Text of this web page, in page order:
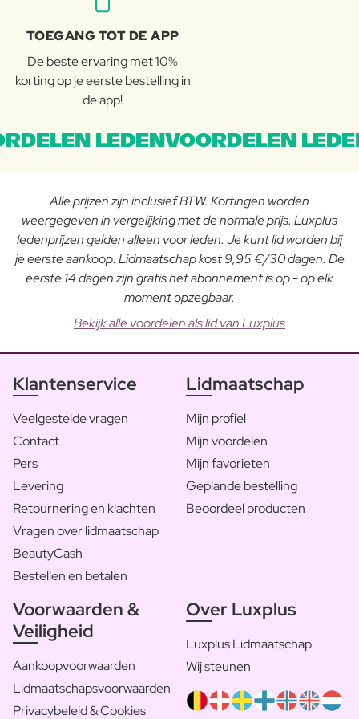
TOEGANG TOT DE APP
De beste ervaring met 10%
korting op je eerste bestelling in
de app!
LEDENVOORDELEN
Alle prijzen zijn inclusief BTW. Kortingen worden
weergegeven in vergelijking met de normale prijs. Luxplus
ledenprijzen gelden alleen voor leden. Je kunt lid worden bij
je eerste aankoop. Lidmaatschap kost 9,95 €/30 dagen. De
eerste 14 dagen zijn gratis het abonnement is op - op elk
moment opzegbaar.
Bekijk alle voordelen als lid van Luxplus
Klantenservice
Veelgestelde vragen
Contact
Pers
Levering
Retournering en klachten
Vragen over lidmaatschap
BeautyCash
Bestellen en betalen
Lidmaatschap
Mijn profiel
Mijn voordelen
Mijn favorieten
Geplande bestelling
Beoordeel producten
Voorwaarden &
Veiligheid
Aankoopvoorwaarden
Lidmaatschapsvoorwaarden
Privacybeleid & Cookies
Over Luxplus
Luxplus Lidmaatschap
Wij steunen